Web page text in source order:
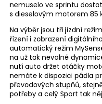
nemuselo ve sprintu
s dieselovým motorem 85
Na výběr jsou tři jízdní
řízení i zobrazení
automatický režim
na už tak nevalné
nutí auto držet otáčky
nemáte k dispozici pádla
převodových stupňů,
potřeby a celý Sport tak